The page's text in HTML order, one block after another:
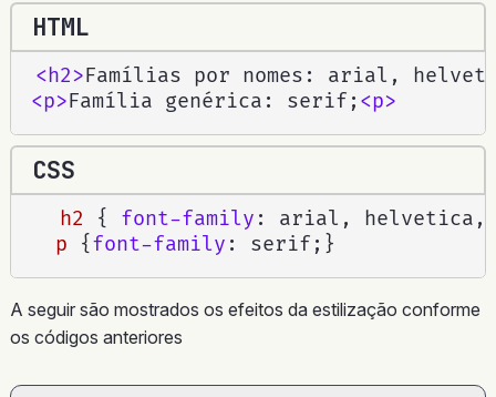
HTML
<h2>Famílias por nomes: arial,
<p>Família genérica: serif; <p>
CSS
h2 { font-family :
arial, helvetica,
p
{font-family : serif ; }
A seguir são mostrados os efeitos da estilização conforme
os códigos anteriores